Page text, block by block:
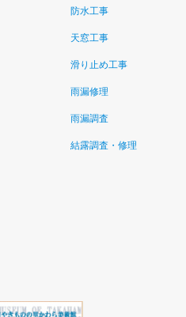
防水工事
天窓工事
滑り止め工事
雨漏修理
雨漏調査
結露調査・修理